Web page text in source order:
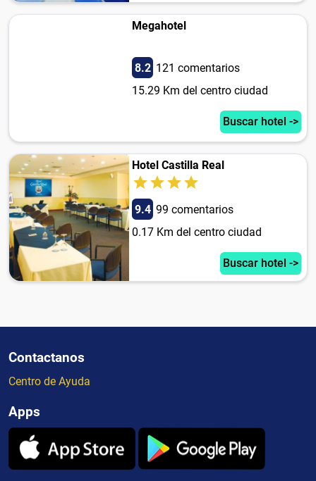
Megahotel
8.2 121 comentarios
15.29 Km del centro ciudad
Buscar hotel ->
Hotel Castilla Real
9.4 99 comentarios
0.17 Km del centro ciudad
Buscar hotel ->
Contactanos
Centro de Ayuda
Apps